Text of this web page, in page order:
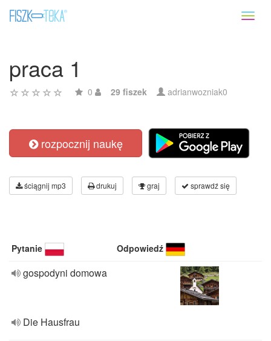
praca 1
0 29 fiszek adrianwozniak0
rozpocznij naukę
ściągnij mp3 drukuj graj sprawdź się
Pytanie Odpowiedź
gospodyni domowa
Die Hausfrau